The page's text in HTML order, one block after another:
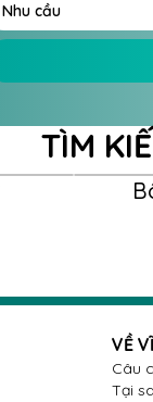
Nhu cầu
TÌM
VỀ
Câu
Tại